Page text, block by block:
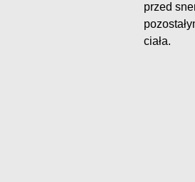
przed
ciała.